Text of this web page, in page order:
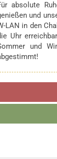
absolute
und
LAN in den
Uhr
und